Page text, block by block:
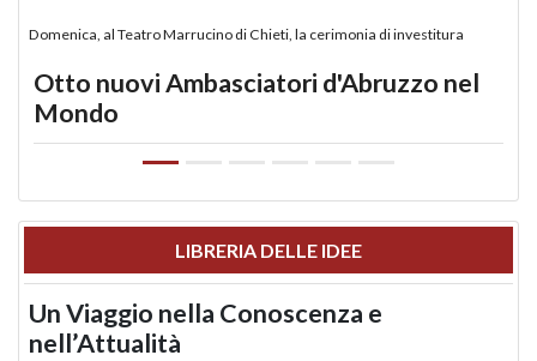
Domenica, al Teatro Marrucino di Chieti, la cerimonia di investitura
Otto nuovi Ambasciatori d'Abruzzo nel
Mondo
LIBRERIA DELLE IDEE
Un Viaggio nella Conoscenza e
nell’Attualità